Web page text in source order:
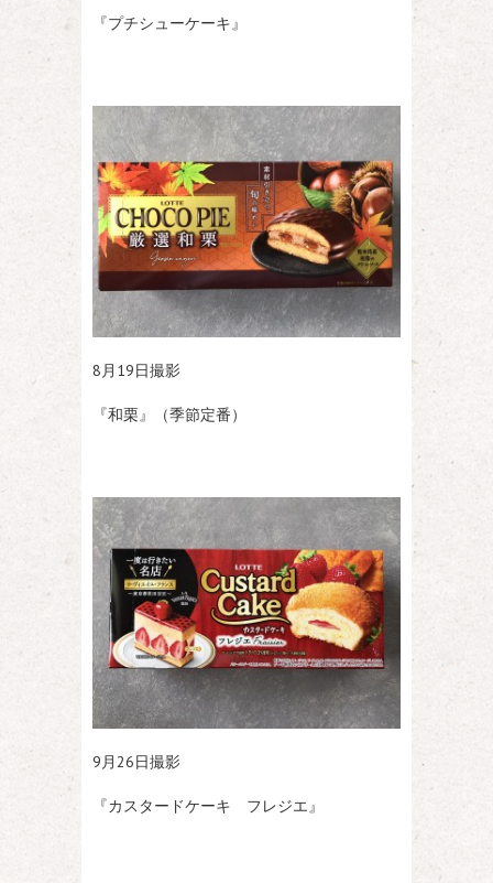
『プチシューケーキ』
8月19日撮影
『和栗』（季節定番）
9月26日撮影
『カスタードケーキ フレジエ』